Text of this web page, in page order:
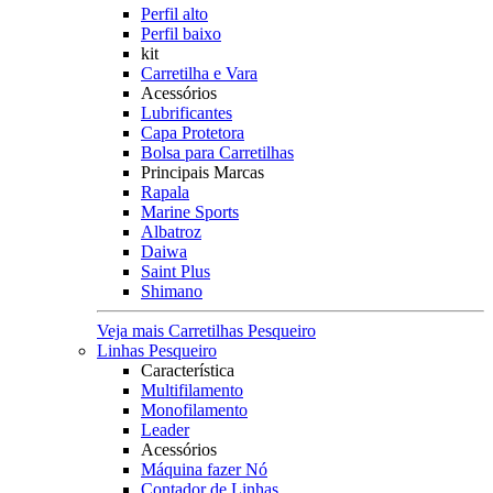
Perfil alto
Perfil baixo
kit
Carretilha e Vara
Acessórios
Lubrificantes
Capa Protetora
Bolsa para Carretilhas
Principais Marcas
Rapala
Marine Sports
Albatroz
Daiwa
Saint Plus
Shimano
Veja mais Carretilhas Pesqueiro
Linhas Pesqueiro
Característica
Multifilamento
Monofilamento
Leader
Acessórios
Máquina fazer Nó
Contador de Linhas